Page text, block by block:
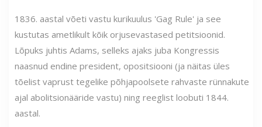
1836. aastal võeti vastu kurikuulus 'Gag Rule' ja see
kustutas ametlikult kõik orjusevastased petitsioonid.
Lõpuks juhtis Adams, selleks ajaks juba Kongressis
naasnud endine president, opositsiooni (ja näitas üles
tõelist vaprust tegelike põhjapoolsete rahvaste rünnakute
ajal abolitsionääride vastu) ning reeglist loobuti 1844.
aastal.